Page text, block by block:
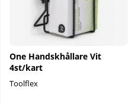
One Handskhållare Vit
4st/kart
Toolflex